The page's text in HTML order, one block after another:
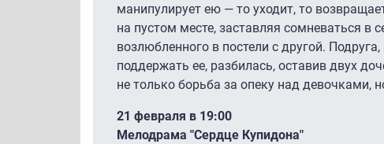
манипулирует ею — то уходит, то
на пустом месте, заставляя сомневаться в
возлюбленного в постели с другой.
поддержать ее, разбилась, оставив двух
не только борьба за опеку над девочками,
21 февраля в 19:00
Мелодрама "Сердце Купидона"